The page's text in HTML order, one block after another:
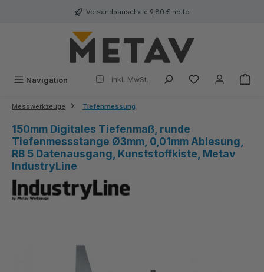
Versandpauschale 9,80 € netto
Navigation inkl. MwSt.
Messwerkzeuge Tiefenmessung
150mm Digitales Tiefenmaß, runde
Tiefenmessstange Ø3mm, 0,01mm Ablesung,
RB 5 Datenausgang, Kunststoffkiste, Metav
IndustryLine